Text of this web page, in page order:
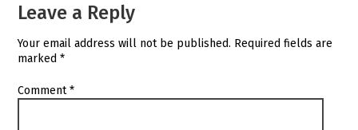
Leave a Reply
Your email address will not be published. Required fields are
marked*
Comment*